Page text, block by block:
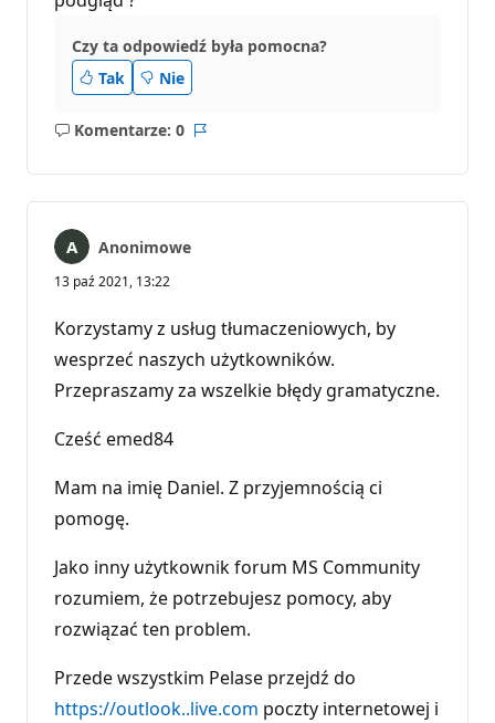
Czy ta odpowiedź była pomocna?
Tak
Nie
Komentarze: 0
Brak
Anonimowe
13 paź 2021, 13:22
Korzystamy z usług tłumaczeniowych, by
wesprzeć naszych użytkowników.
Przepraszamy za wszelkie błędy gramatyczne.
Cześć emed84
Mam na imię Daniel. Z przyjemnością ci
pomogę.
Jako inny użytkownik forum MS Community
rozumiem, że potrzebujesz pomocy, aby
rozwiązać ten problem.
Przede wszystkim Pelase przejdź do
https://outlook..live.com poczty internetowej i